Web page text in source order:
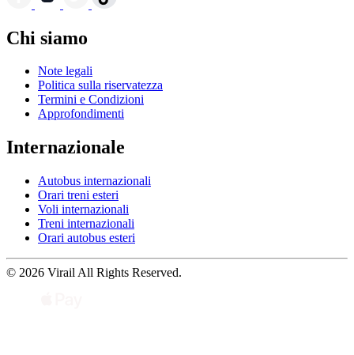
Chi siamo
Note legali
Politica sulla riservatezza
Termini e Condizioni
Approfondimenti
Internazionale
Autobus internazionali
Orari treni esteri
Voli internazionali
Treni internazionali
Orari autobus esteri
© 2026 Virail All Rights Reserved.